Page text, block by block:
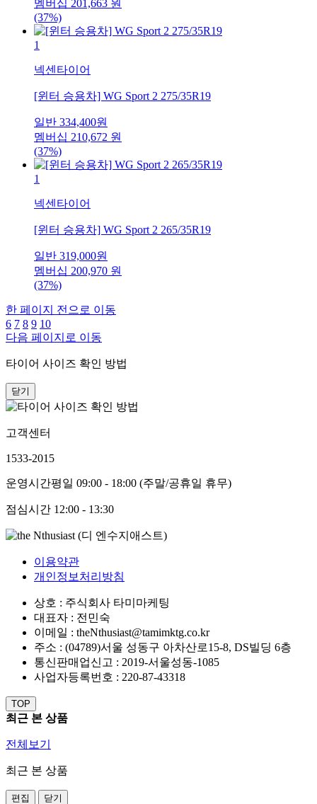
멤버십 201,663 원
(37%)
1
넥센타이어
[윈터 승용차] WG Sport 2 275/35R19
일반 334,400원
멤버십 210,672 원
(37%)
1
넥센타이어
[윈터 승용차] WG Sport 2 265/35R19
일반 319,000원
멤버십 200,970 원
(37%)
한 페이지 전으로 이동
6 7 8 9 10
다음 페이지로 이동
타이어 사이즈 확인 방법
닫기
고객센터
1533-2015
운영시간평일 09:00 - 18:00 (주말/공휴일 휴무)
점심시간 12:00 - 13:30
이용약관
개인정보처리방침
상호 : 주식회사 타미마케팅
대표자 : 전민숙
이메일 : theNthusiast@tamimktg.co.kr
주소 : (04789)서울 성동구 아차산로15-8, DS빌딩 6층
통신판매업신고 : 2019-서울성동-1085
사업자등록번호 : 220-87-43318
TOP
최근 본 상품
전체보기
최근 본 상품
편집 닫기